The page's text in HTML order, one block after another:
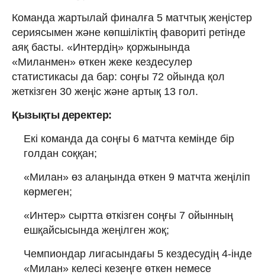
Команда жартылай финалға 5 матчтық жеңістер
сериясымен және көпшіліктің фавориті ретінде
аяқ басты. «Интердің» қоржынында
«Миланмен» өткен жеке кездесулер
статистикасы да бар: соңғы 72 ойында қол
жеткізген 30 жеңіс және артық 13 гол.
Қызықты деректер:
Екі команда да соңғы 6 матчта кемінде бір
голдан соққан;
«Милан» өз алаңында өткен 9 матчта жеңіліп
көрмеген;
«Интер» сыртта өткізген соңғы 7 ойынның
ешқайсысында жеңілген жоқ;
Чемпиондар лигасындағы 5 кездесудің 4-інде
«Милан» келесі кезеңге өткен немесе